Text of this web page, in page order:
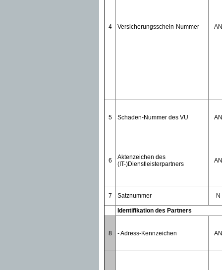
4 Versicherungsschein-Nummer AN
5 Schaden-Nummer des VU AN
6
Aktenzeichen des
(IT-)Dienstleisterpartners
AN
7 Satznummer N
Identifikation des Partners
8 - Adress-Kennzeichen AN